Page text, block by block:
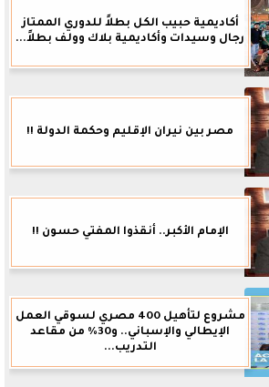
أكاديمية حبيب الكل بطلاً للدوري الممتاز
رجال وسيدات وأكاديمية بلاك وولف بطلاً...
مصر بين نيران الإقليم وحكمة الدولة !!
الإمام الأكبر.. أنقذوا المفتي حسون !!
مشروع لتأهيل 400 مصري لسوقي العمل
الإيطالي والإسباني.. و30% من مقاعد
التدريب...